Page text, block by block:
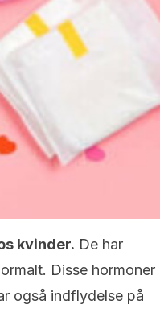
kvinder. De har
Disse hormoner
også indflydelse på